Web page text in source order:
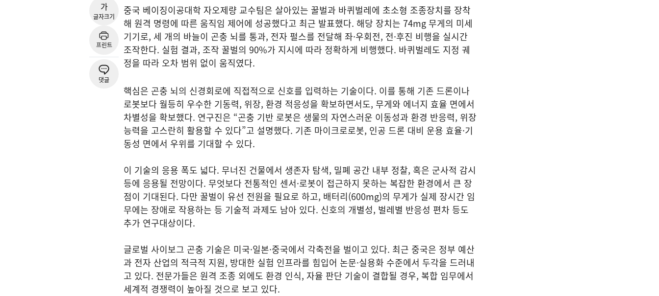
가
글자크기
프린트
댓글
중국 베이징이공대학 자오제량 교수팀은 살아있는 꿀벌과 바퀴벌레에 초소형 조종장치를 장착
해 원격 명령에 따른 움직임 제어에 성공했다고 최근 발표했다. 해당 장치는 74mg 무게의 미세
기기로, 세 개의 바늘이 곤충 뇌를 통과, 전자 펄스를 전달해 좌·우회전, 전·후진 비행을 실시간
조작한다. 실험 결과, 조작 꿀벌의 90%가 지시에 따라 정확하게 비행했다. 바퀴벌레도 지정 궤
정을 따라 오차 범위 없이 움직였다.
핵심은 곤충 뇌의 신경회로에 직접적으로 신호를 입력하는 기술이다. 이를 통해 기존 드론이나
로봇보다 월등히 우수한 기동력, 위장, 환경 적응성을 확보하면서도, 무게와 에너지 효율 면에서
차별성을 확보했다. 연구진은 “곤충 기반 로봇은 생물의 자연스러운 이동성과 환경 반응력, 위장
능력을 고스란히 활용할 수 있다”고 설명했다. 기존 마이크로로봇, 인공 드론 대비 운용 효율·기
동성 면에서 우위를 기대할 수 있다.
이 기술의 응용 폭도 넓다. 무너진 건물에서 생존자 탐색, 밀폐 공간 내부 정찰, 혹은 군사적 감시
등에 응용될 전망이다. 무엇보다 전통적인 센서·로봇이 접근하지 못하는 복잡한 환경에서 큰 장
점이 기대된다. 다만 꿀벌이 유선 전원을 필요로 하고, 배터리(600mg)의 무게가 실제 장시간 임
무에는 장애로 작용하는 등 기술적 과제도 남아 있다. 신호의 개별성, 벌레별 반응성 편차 등도
추가 연구대상이다.
글로벌 사이보그 곤충 기술은 미국·일본·중국에서 각축전을 벌이고 있다. 최근 중국은 정부 예산
과 전자 산업의 적극적 지원, 방대한 실험 인프라를 힘입어 논문·실용화 수준에서 두각을 드러내
고 있다. 전문가들은 원격 조종 외에도 환경 인식, 자율 판단 기술이 결합될 경우, 복합 임무에서
세계적 경쟁력이 높아질 것으로 보고 있다.